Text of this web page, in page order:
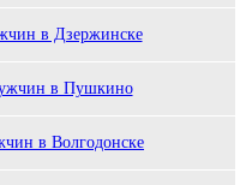
в Дзержинске
в Пушкино
в Волгодонске